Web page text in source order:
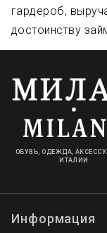
гардероб,
достоинству
ОБУВЬ, ОДЕЖДА,
ИТАЛИИ
Информация